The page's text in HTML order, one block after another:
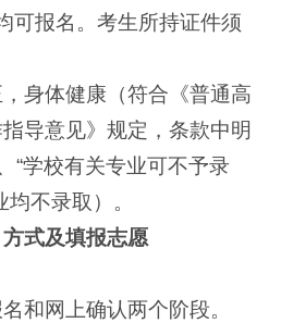
可报名。考生所持证件须
，身体健康（符合《普通高
导意见》规定，条款中明
“学校有关专业可不予录
不录取）。
式及填报志愿
和网上确认两个阶段。